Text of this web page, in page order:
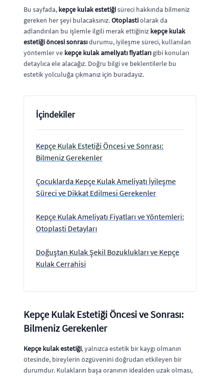
Bu sayfada, kepçe kulak estetiğisüreci hakkında bilmeniz
gereken her şeyi bulacaksınız.Otoplastiolarak da
adlandırılan bu işlemle ilgili merak ettiğiniz kepçe kulak
estetiği öncesi sonrasıdurumu, iyileşme süreci, kullanılan
yöntemler ve kepçe kulak ameliyatı fiyatları gibi konuları
detaylıca ele alacağız. Doğru bilgi ve beklentilerle bu
estetik yolculuğa çıkmanız için buradayız.
İçindekiler
Kepçe Kulak Estetiği Öncesi ve Sonrası:
Bilmeniz Gerekenler
Çocuklarda Kepçe Kulak Ameliyatı İyileşme
Süreci ve Dikkat Edilmesi Gerekenler
Kepçe Kulak Ameliyatı Fiyatları ve Yöntemleri:
Otoplasti Detayları
Doğuştan Kulak Şekil Bozuklukları ve Kepçe
Kulak Cerrahisi
Kepçe Kulak Estetiği Öncesi ve Sonrası:
Bilmeniz Gerekenler
Kepçe kulak estetiği, yalnızca estetik bir kaygı olmanın
ötesinde, bireylerin özgüvenini doğrudan etkileyen bir
durumdur. Kulakların başa oranının idealden uzak olması,